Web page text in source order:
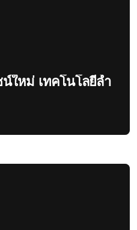
น์ใหม่ เทคโนโลยีล้ำ